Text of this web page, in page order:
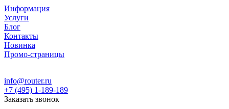
Информация
Услуги
Блог
Контакты
Новинка
Промо-страницы
info@router.ru
+7 (495) 1-189-189
Заказать звонок